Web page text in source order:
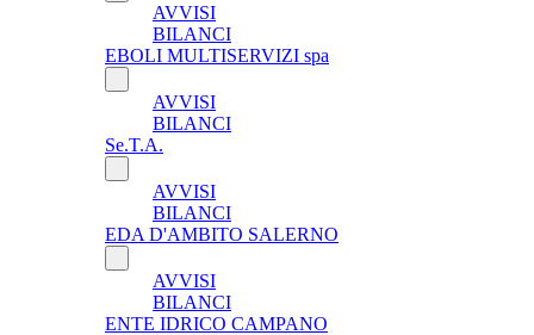
AVVISI
BILANCI
EBOLI MULTISERVIZI spa
AVVISI
BILANCI
Se.T.A.
AVVISI
BILANCI
EDA D'AMBITO SALERNO
AVVISI
BILANCI
ENTE IDRICO CAMPANO